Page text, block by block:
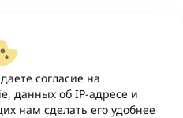
согласие на
данных об IP-адресе и
нам сделать его удобнее